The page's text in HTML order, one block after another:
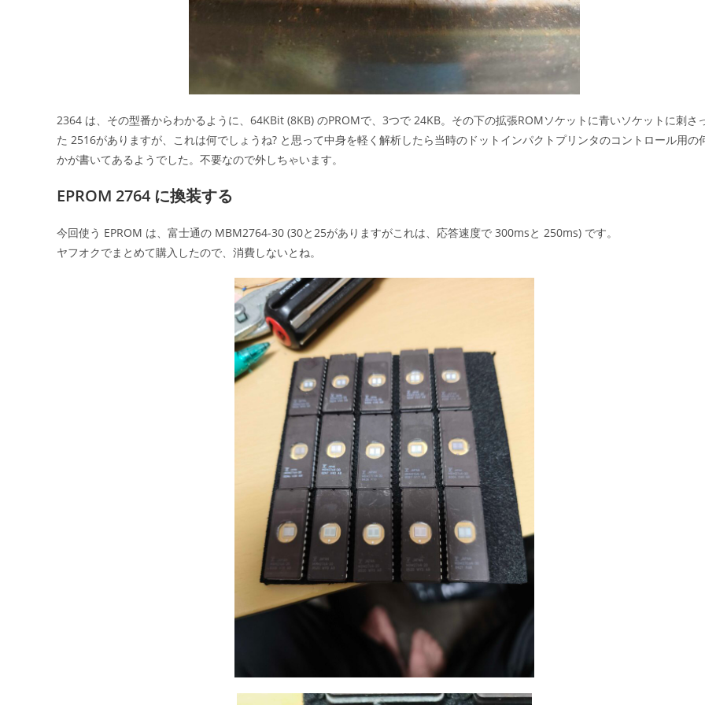
2364 は、その型番からわかるように、64KBit (8KB) のPROMで、3つで 24KB。その下の拡張ROMソケットに青いソケットに刺さ
た 2516がありますが、これは何でしょうね? と思って中身を軽く解析したら当時のドットインパクトプリンタのコントロール用の
かが書いてあるようでした。不要なので外しちゃいます。
EPROM 2764 に換装する
今回使う EPROM は、富士通の MBM2764-30 (30と25がありますがこれは、応答速度で 300msと 250ms) です。
ヤフオクでまとめて購入したので、消費しないとね。